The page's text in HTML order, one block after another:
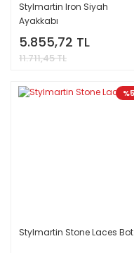
Stylmartin Iron Siyah
Ayakkabı
5.855,72 TL
11.711,45 TL
Stylmartin Stone Laces Bot